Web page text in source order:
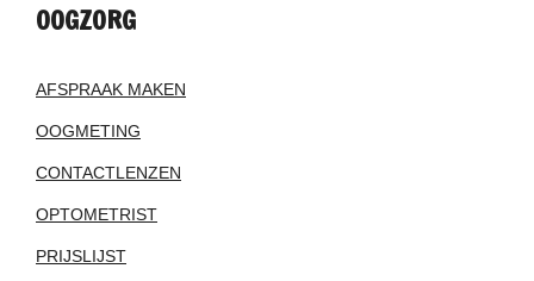
OOGZORG
AFSPRAAK MAKEN
OOGMETING
CONTACTLENZEN
OPTOMETRIST
PRIJSLIJST